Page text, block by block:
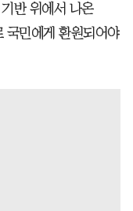
반 위에서 나온
국민에게 환원되어야